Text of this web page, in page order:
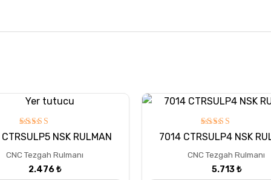
5
üzerinden
oy aldı
NSK RULMAN
CNC Tezgah Rulmanı
2.476₺
5
üzerinden
oy aldı
7014 CTRSULP4 NSK
CNC Tezgah Rulmanı
5.713₺